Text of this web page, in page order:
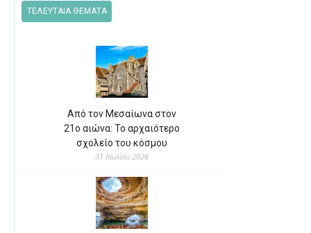
ΤΕΛΕΥΤΑΙΑ ΘΕΜΑΤΑ
Από τον Μεσαίωνα στον
21ο αιώνα: Το αρχαιότερο
σχολείο του κόσμου
31 Ιουλίου 2026